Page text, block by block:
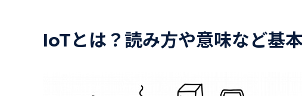
IoTとは？読み方や意味など基